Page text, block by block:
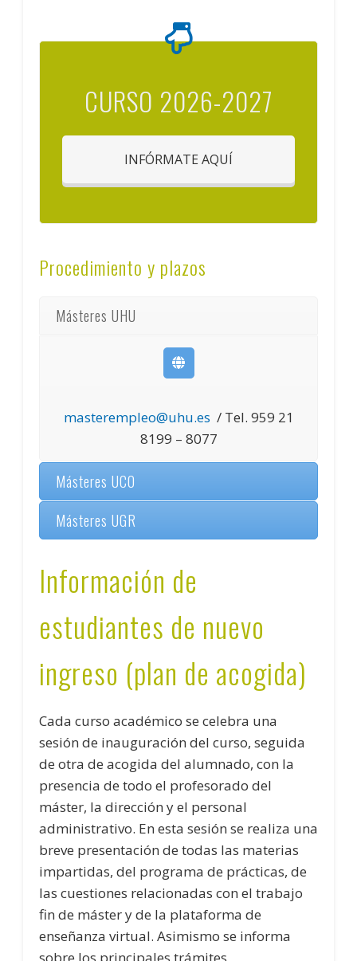
CURSO 2026-2027
INFÓRMATE AQUÍ
Procedimiento y plazos
Másteres UHU
masterempleo@uhu.es / Tel. 959 21
8199 – 8077
Másteres UCO
Másteres UGR
Información de
estudiantes de nuevo
ingreso (plan de acogida)
Cada curso académico se celebra una
sesión de inauguración del curso, seguida
de otra de acogida del alumnado, con la
presencia de todo el profesorado del
máster, la dirección y el personal
administrativo. En esta sesión se realiza una
breve presentación de todas las materias
impartidas, del programa de prácticas, de
las cuestiones relacionadas con el trabajo
fin de máster y de la plataforma de
enseñanza virtual. Asimismo se informa
sobre los principales trámites